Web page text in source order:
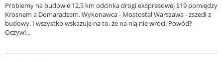
Problemy na budowie 12,5 km odcinka drogi ekspresowej S19 pomiędzy
Krosnem a Domaradzem. Wykonawca - Mostostal Warszawa - zszedł z
budowy. I wszystko wskazuje na to, że na nią nie wróci. Powód?
Oczywi...